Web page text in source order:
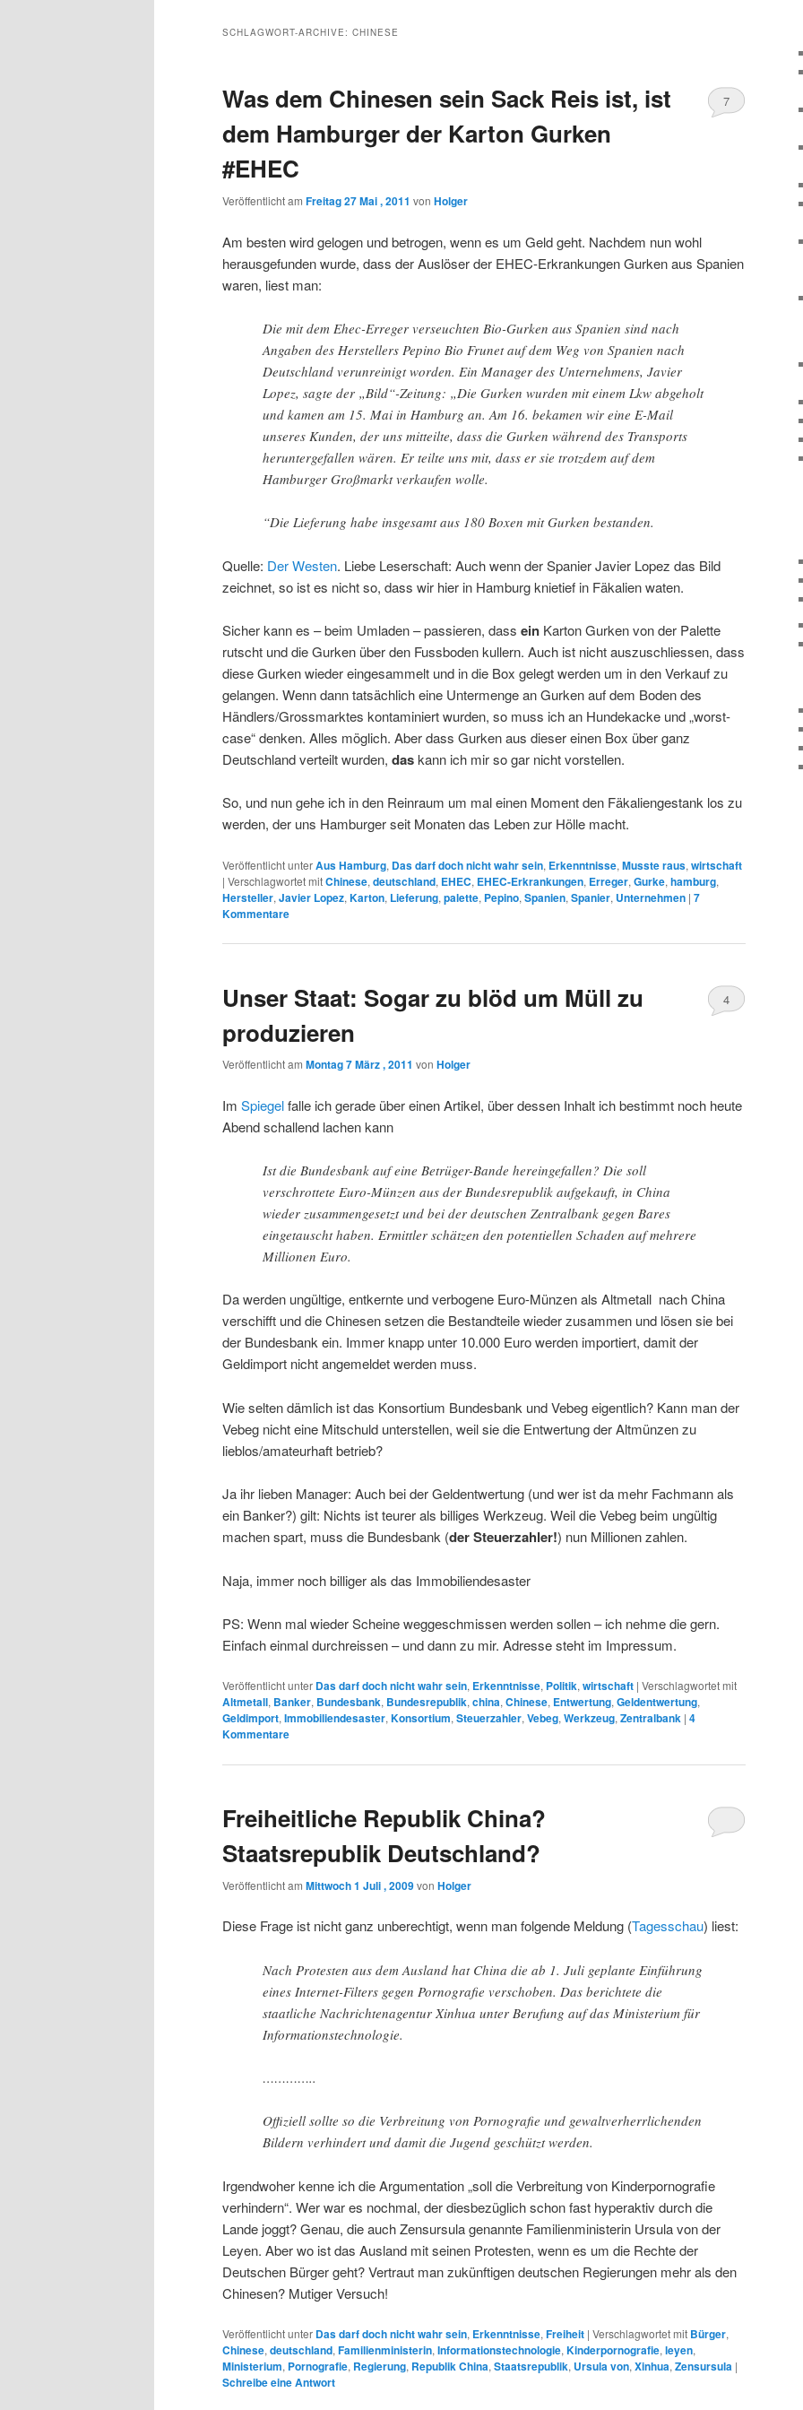
wechseln
SCHLAGWORT-ARCHIVE: CHINESE
Was dem Chinesen sein Sack Reis ist, ist
dem Hamburger der Karton Gurken
#EHEC
Veröffentlicht am Freitag 27 Mai , 2011 von Holger
7
Am besten wird gelogen und betrogen, wenn es um Geld geht. Nachdem nun wohl
herausgefunden wurde, dass der Auslöser der EHEC-Erkrankungen Gurken aus Spanien
waren, liest man:
Die mit dem Ehec-Erreger verseuchten Bio-Gurken aus Spanien sind nach
Angaben des Herstellers Pepino Bio Frunet auf dem Weg von Spanien nach
Deutschland verunreinigt worden. Ein Manager des Unternehmens, Javier
Lopez, sagte der „Bild“-Zeitung: „Die Gurken wurden mit einem Lkw abgeholt
und kamen am 15. Mai in Hamburg an. Am 16. bekamen wir eine E-Mail
unseres Kunden, der uns mitteilte, dass die Gurken während des Transports
heruntergefallen wären. Er teilte uns mit, dass er sie trotzdem auf dem
Hamburger Großmarkt verkaufen wolle.
“Die Lieferung habe insgesamt aus 180 Boxen mit Gurken bestanden.
Quelle: Der Westen. Liebe Leserschaft: Auch wenn der Spanier Javier Lopez das Bild
zeichnet, so ist es nicht so, dass wir hier in Hamburg knietief in Fäkalien waten.
Sicher kann es – beim Umladen – passieren, dass ein Karton Gurken von der Palette
rutscht und die Gurken über den Fussboden kullern. Auch ist nicht auszuschliessen, dass
diese Gurken wieder eingesammelt und in die Box gelegt werden um in den Verkauf zu
gelangen. Wenn dann tatsächlich eine Untermenge an Gurken auf dem Boden des
Händlers/Grossmarktes kontaminiert wurden, so muss ich an Hundekacke und „worst-
case“ denken. Alles möglich. Aber dass Gurken aus dieser einen Box über ganz
Deutschland verteilt wurden, daskann ich mir so gar nicht vorstellen.
So, und nun gehe ich in den Reinraum um mal einen Moment den Fäkaliengestank los zu
werden, der uns Hamburger seit Monaten das Leben zur Hölle macht.
Veröffentlicht unterAus Hamburg, Das darf doch nicht wahr sein, Erkenntnisse, Musste raus, wirtschaft
| Verschlagwortet mitChinese, deutschland, EHEC, EHEC-Erkrankungen, Erreger, Gurke, hamburg,
Hersteller, Javier Lopez, Karton, Lieferung, palette, Pepino, Spanien, Spanier, Unternehmen | 7
Kommentare
Unser Staat: Sogar zu blöd um Müll zu
produzieren
Veröffentlicht am Montag 7 März , 2011 von Holger
4
Im Spiegelfalle ich gerade über einen Artikel, über dessen Inhalt ich bestimmt noch heute
Abend schallend lachen kann
Ist die Bundesbank auf eine Betrüger-Bande hereingefallen? Die soll
verschrottete Euro-Münzen aus der Bundesrepublik aufgekauft, in China
wieder zusammengesetzt und bei der deutschen Zentralbank gegen Bares
eingetauscht haben. Ermittler schätzen den potentiellen Schaden auf mehrere
Millionen Euro.
Da werden ungültige, entkernte und verbogene Euro-Münzen als Altmetall nach China
verschifft und die Chinesen setzen die Bestandteile wieder zusammen und lösen sie bei
der Bundesbank ein. Immer knapp unter 10.000 Euro werden importiert, damit der
Geldimport nicht angemeldet werden muss.
Wie selten dämlich ist das Konsortium Bundesbank und Vebeg eigentlich? Kann man der
Vebeg nicht eine Mitschuld unterstellen, weil sie die Entwertung der Altmünzen zu
lieblos/amateurhaft betrieb?
Ja ihr lieben Manager: Auch bei der Geldentwertung (und wer ist da mehr Fachmann als
ein Banker?) gilt: Nichts ist teurer als billiges Werkzeug. Weil die Vebeg beim ungültig
machen spart, muss die Bundesbank (der Steuerzahler!) nun Millionen zahlen.
Naja, immer noch billiger als das Immobiliendesaster
PS: Wenn mal wieder Scheine weggeschmissen werden sollen – ich nehme die gern.
Einfach einmal durchreissen – und dann zu mir. Adresse steht im Impressum.
Veröffentlicht unter Das darf doch nicht wahr sein, Erkenntnisse, Politik, wirtschaft | Verschlagwortet mit
Altmetall, Banker, Bundesbank, Bundesrepublik, china, Chinese, Entwertung, Geldentwertung,
Geldimport, Immobiliendesaster, Konsortium, Steuerzahler, Vebeg, Werkzeug, Zentralbank | 4
Kommentare
Freiheitliche Republik China?
Staatsrepublik Deutschland?
Veröffentlicht am Mittwoch 1 Juli , 2009von Holger
Diese Frage ist nicht ganz unberechtigt, wenn man folgende Meldung (Tagesschau) liest:
Nach Protesten aus dem Ausland hat China die ab 1. Juli geplante Einführung
eines Internet-Filters gegen Pornografie verschoben. Das berichtete die
staatliche Nachrichtenagentur Xinhua unter Berufung auf das Ministerium für
Informationstechnologie.
…………..
Offiziell sollte so die Verbreitung von Pornografie und gewaltverherrlichenden
Bildern verhindert und damit die Jugend geschützt werden.
Irgendwoher kenne ich die Argumentation „soll die Verbreitung von Kinderpornografie
verhindern“. Wer war es nochmal, der diesbezüglich schon fast hyperaktiv durch die
Lande joggt? Genau, die auch Zensursula genannte Familienministerin Ursula von der
Leyen. Aber wo ist das Ausland mit seinen Protesten, wenn es um die Rechte der
Deutschen Bürger geht? Vertraut man zukünftigen deutschen Regierungen mehr als den
Chinesen? Mutiger Versuch!
Veröffentlicht unter Das darf doch nicht wahr sein, Erkenntnisse, Freiheit | Verschlagwortet mit Bürger,
Chinese, deutschland, Familienministerin, Informationstechnologie, Kinderpornografie, leyen,
Ministerium, Pornografie, Regierung, Republik China, Staatsrepublik, Ursula von, Xinhua, Zensursula |
Schreibe eine Antwort